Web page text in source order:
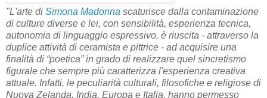
"L'arte di Simona Madonna scaturisce dalla contaminazione
di culture diverse e lei, con sensibilità, esperienza tecnica,
autonomia di linguaggio espressivo, è riuscita - attraverso la
duplice attività di ceramista e pittrice - ad acquisire una
finalità di “poetica” in grado di realizzare quel sincretismo
figurale che sempre più caratterizza l'esperienza creativa
attuale. Infatti, le peculiarità culturali, filosofiche e religiose di
Nuova Zelanda, India, Europa e Italia, hanno permesso